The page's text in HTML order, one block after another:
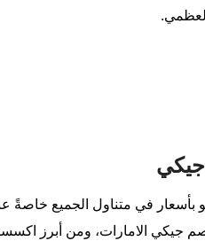
جيكي
بأسعار في متناول الجميع
جيكي الامارات، ومن أبرز